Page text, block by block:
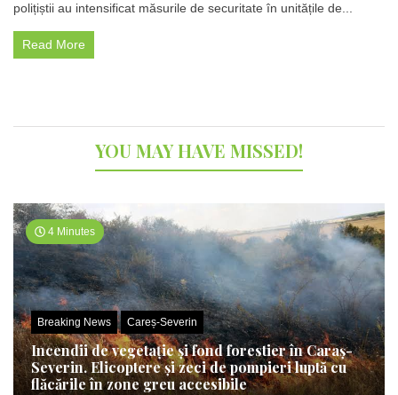
școli:
polițiștii au intensificat măsurile de securitate în unitățile de...
Read More
YOU MAY HAVE MISSED!
4 Minutes
Breaking News Careș-Severin
Incendii de vegetație și fond forestier în Caraș-
Severin. Elicoptere și zeci de pompieri luptă cu
flăcările în zone greu accesibile